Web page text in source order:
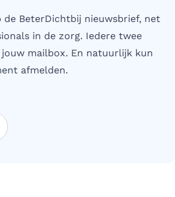
de BeterDichtbij nieuwsbrief, net
in de zorg. Iedere twee
mailbox. En natuurlijk kun
afmelden.